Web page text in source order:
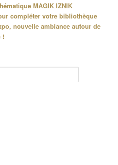
MAGIK IZNIK
compléter votre bibliothèque
nouvelle ambiance autour de
!